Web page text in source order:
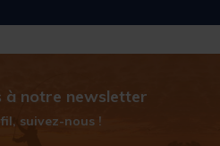
à notre newsletter
suivez-nous !